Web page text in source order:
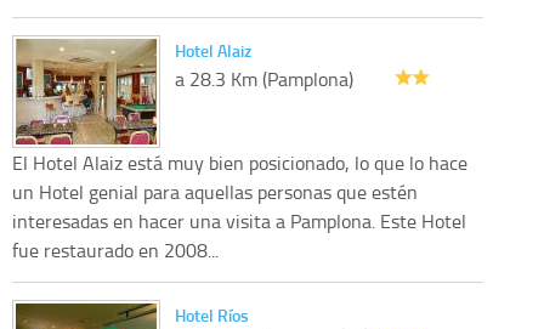
Hotel Alaiz
a 28.3 Km (Pamplona)
El Hotel Alaiz está muy bien posicionado, lo que lo hace
un Hotel genial para aquellas personas que estén
interesadas en hacer una visita a Pamplona. Este Hotel
fue restaurado en 2008...
Hotel Ríos